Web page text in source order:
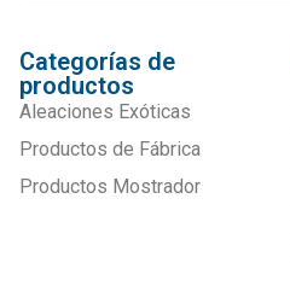
Categorías de
productos
Aleaciones Exóticas
Productos de Fábrica
Productos Mostrador